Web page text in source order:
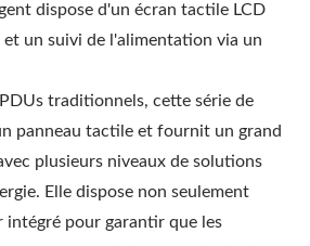
dispose d'un écran tactile LCD
un suivi de l'alimentation via un
traditionnels, cette série de
panneau tactile et fournit un grand
plusieurs niveaux de solutions
Elle dispose non seulement
intégré pour garantir que les